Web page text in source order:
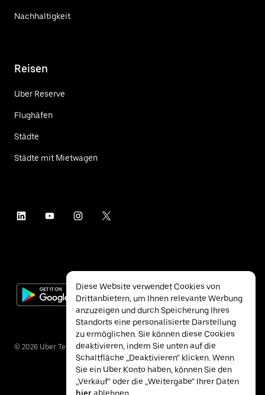
Nachhaltigkeit
Reisen
Uber Reserve
Flughäfen
Städte
Städte mit Mietwagen
© 2026 Uber Technologies Inc.
Diese Website verwendet Cookies von
Drittanbietern, um Ihnen relevante Werbung
anzuzeigen und durch Speicherung Ihres
Standorts eine personalisierte Darstellung
zu ermöglichen. Sie können diese Cookies
deaktivieren, indem Sie unten auf die
Schaltfläche „Deaktivieren“ klicken. Wenn
Sie ein Uber Konto haben, können Sie den
„Verkauf“ oder die „Weitergabe“ Ihrer Daten